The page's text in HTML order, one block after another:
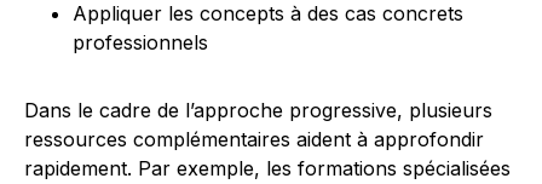
Appliquer les concepts à des cas concrets
professionnels
Dans le cadre de l’approche progressive, plusieurs
ressources complémentaires aident à approfondir
rapidement. Par exemple, les formations spécialisées